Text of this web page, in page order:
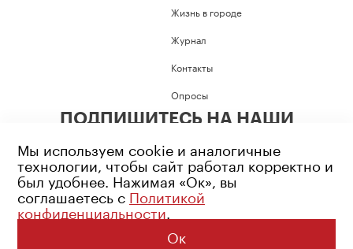
Жизнь в городе
Журнал
Контакты
Опросы
ПОДПИШИТЕСЬ НА НАШИ
Возрастное ограничение: 16+
Политика конфиденциальности
Мы используем cookie и аналогичные
технологии, чтобы сайт работал корректно и
был удобнее. Нажимая «Ок», вы
соглашаетесь с Политикой
конфиденциальности.
Ок